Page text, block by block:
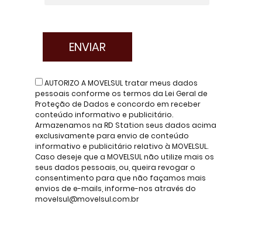
AUTORIZO A MOVELSUL tratar meus dados
pessoais conforme os termos da Lei Geral de
Proteção de Dados e concordo em receber
conteúdo informativo e publicitário.
Armazenamos na RD Station seus dados acima
exclusivamente para envio de conteúdo
informativo e publicitário relativo à MOVELSUL.
Caso deseje que a MOVELSUL não utilize mais os
seus dados pessoais, ou, queira revogar o
consentimento para que não façamos mais
envios de e-mails, informe-nos através do
movelsul@movelsul.com.br